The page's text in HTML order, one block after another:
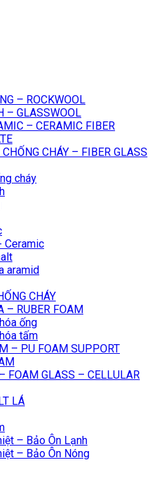
– ROCKWOOL
– GLASSWOOL
– CERAMIC FIBER
CHÁY – FIBER GLASS
cháy
Ceramic
aramid
CHÁY
– RUBER FOAM
ống
tấm
– PU FOAM SUPPORT
FOAM GLASS – CELLULAR
LÁ
– Bảo Ôn Lạnh
– Bảo Ôn Nóng